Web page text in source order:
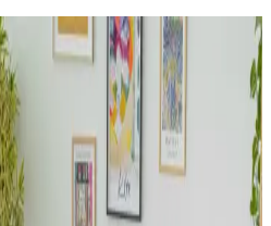
Fonksiyonları ve
Hakkında Detaylı
medyanın yanı sıra battaniye,
gibi farklı eşyaların
sunar. Malzeme ve boyut